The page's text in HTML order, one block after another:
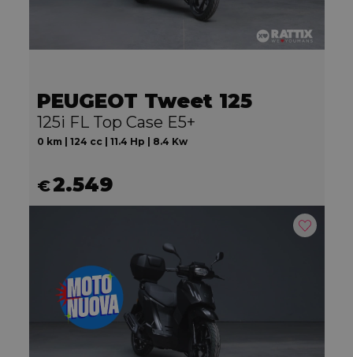
PEUGEOT Tweet 125
125i FL Top Case E5+
0 km | 124 cc | 11.4 Hp | 8.4 Kw
€2.549